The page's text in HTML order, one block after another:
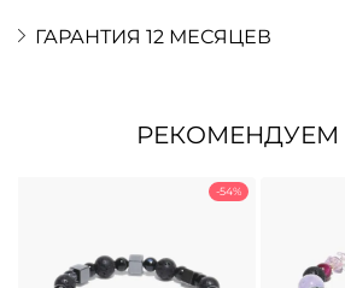
ГАРАНТИЯ 12 МЕСЯЦЕВ
РЕКОМЕНДУЕМ
-54%